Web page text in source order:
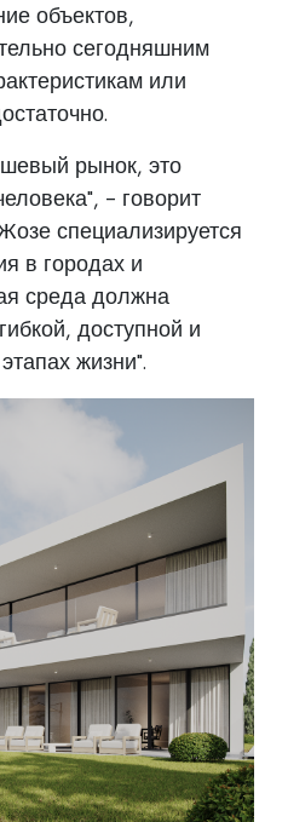
объектов,
сегодняшним
или
рынок, это
- говорит
специализируется
в городах и
среда должна
доступной и
жизни".